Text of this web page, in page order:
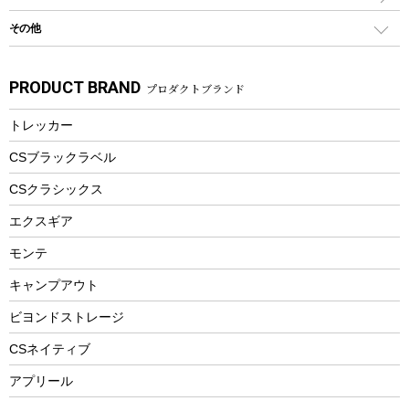
バーベキューツール
カトラリー
マグカップ、カップ
ステンレスボトル
フードボトル
トレー
ランチョンマット
ランチボックス
その他アウトドア雑貨
スプレー関係
ツール、他
パドル
ヘルメット
エアーポンプ
アクセサリー
シティサイクル
自転車ウェア
ラッシュガード
パラソル
フローティングベスト
ヘルメット
エアーポンプ
ビーチテント
ウィンター
スノーシュー
防寒ウェア
トレッキング
その他
湯たんぽ
防災用品
PRODUCT BRAND プロダクトブランド
トレッカー
CSブラックラベル
CSクラシックス
エクスギア
モンテ
キャンプアウト
ビヨンドストレージ
CSネイティブ
アプリール